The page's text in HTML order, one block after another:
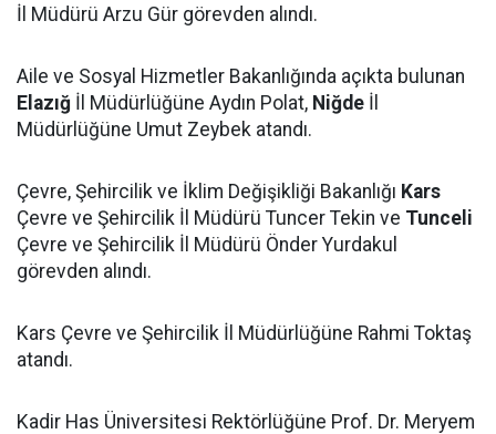
İl Müdürü Arzu Gür görevden alındı.
Aile ve Sosyal Hizmetler Bakanlığında açıkta bulunan
Elazığ İl Müdürlüğüne Aydın Polat, Niğde İl
Müdürlüğüne Umut Zeybek atandı.
Çevre, Şehircilik ve İklim Değişikliği Bakanlığı Kars
Çevre ve Şehircilik İl Müdürü Tuncer Tekin ve Tunceli
Çevre ve Şehircilik İl Müdürü Önder Yurdakul
görevden alındı.
Kars Çevre ve Şehircilik İl Müdürlüğüne Rahmi Toktaş
atandı.
Kadir Has Üniversitesi Rektörlüğüne Prof. Dr. Meryem